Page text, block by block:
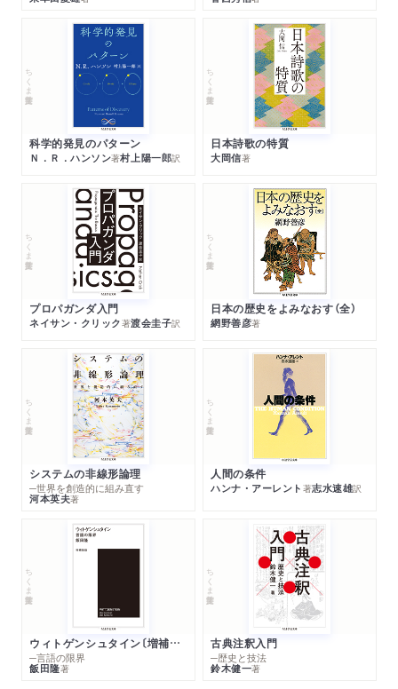
ちくま学芸文庫
科学的発見のパターン
Ｎ．Ｒ．ハンソン著村上陽一郎訳
ちくま学芸文庫
日本詩歌の特質
大岡信著
ちくま学芸文庫
プロパガンダ入門
ネイサン・クリック著渡会圭子訳
ちくま学芸文庫
日本の歴史をよみなおす（全）
網野善彦著
ちくま学芸文庫
システムの非線形論理
─世界を創造的に組み直す
河本英夫著
ちくま学芸文庫
人間の条件
ハンナ・アーレント 著志水速雄訳
ちくま学芸文庫
ウィトゲンシュタイン〔増補新版〕
─言語の限界
飯田隆著
ちくま学芸文庫
古典注釈入門
─歴史と技法
鈴木健一著